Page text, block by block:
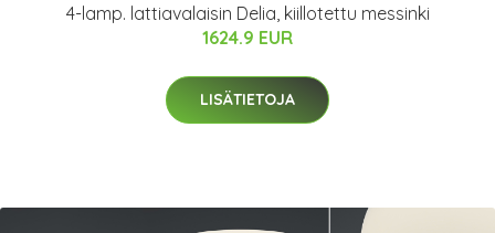
4-lamp. lattiavalaisin Delia, kiillotettu messinki
1624.9 EUR
LISÄTIETOJA